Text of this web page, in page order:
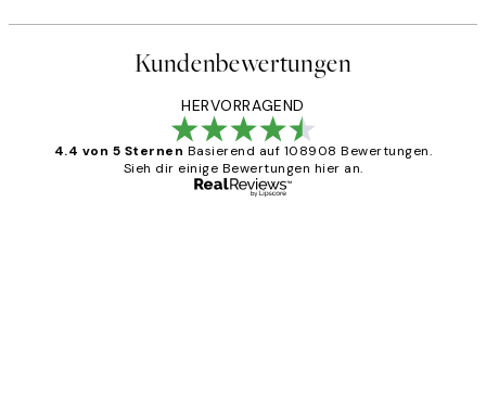
Kundenbewertungen
HERVORRAGEND
4.4 von 5 Sternen Basierend auf 108908 Bewertungen.
Sieh dir einige Bewertungen hier an.